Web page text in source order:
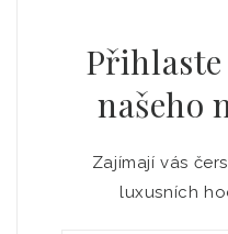
našeho
Zajímají vás
luxusních